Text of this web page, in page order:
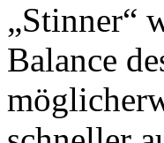
„Stinner“
Balance